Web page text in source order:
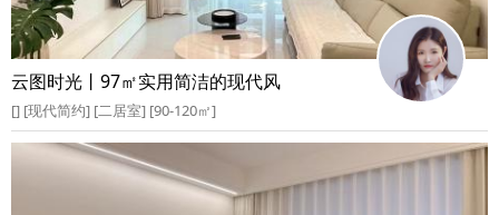
云图时光丨97㎡实用简洁的现代风
[] [现代简约] [二居室] [90-120㎡]